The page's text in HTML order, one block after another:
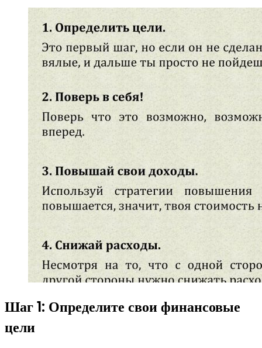
Шаг 1: Определите свои финансовые
цели